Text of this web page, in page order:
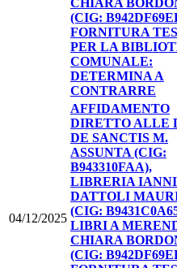
(CIG:
FORNITURA
PER LA
COMUNALE:
DETERMINA A
CONTRARRE
04/12/2025
AFFIDAMENTO
DIRETTO ALLE
DE SANCTIS M.
ASSUNTA (CIG:
B943310FAA),
LIBRERIA
DATTOLI
(CIG:
LIBRI A
CHIARA
(CIG: